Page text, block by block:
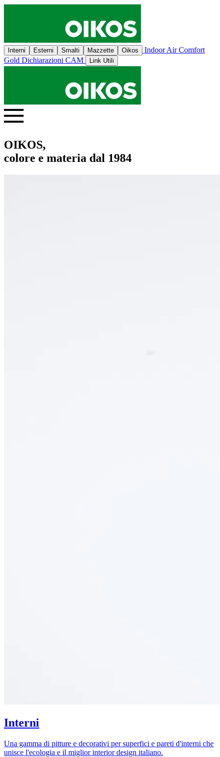
Interni Esterni Smalti Mazzette Oikos
Indoor Air Comfort
Gold Dichiarazioni CAM Link Utili
OIKOS,
colore e materia dal 1984
Interni
Una gamma di pitture e decorativi per superfici e pareti d'interni che
unisce l'ecologia e il miglior interior design italiano.